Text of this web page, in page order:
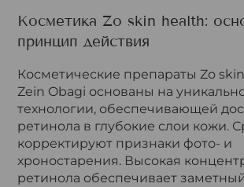
Косметика Zo skin health:
принцип действия
Косметические препараты Zo
Zein Obagi основаны на
технологии, обеспечивающей
ретинола в глубокие слои кожи.
корректируют признаки фото- и
хроностарения. Высокая
ретинола обеспечивает